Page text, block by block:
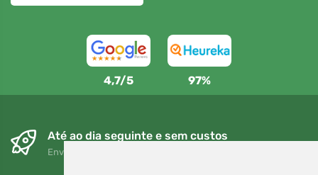
4,7/5 97%
Até ao dia seguinte e sem custos
Envio gratuito para encomendas superiores a 80 EUR